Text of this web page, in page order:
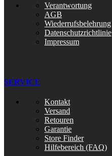
Verantwortung
AGB
Wiederrufsbelehrung
Datenschutzrichtlinie
Impressum
SERVICE
Kontakt
Versand
Retouren
Garantie
Store Finder
Hilfebereich (FAQ)